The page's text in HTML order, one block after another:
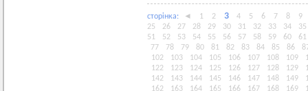
сторiнка: ◄ 1 2 3 4 5 6 7 8
9
25
26 27 28 29 30 31 32 33 34
35
51
52 53 54 55 56 57 58 59 60
61
77
78 79 80 81 82 83 84 85 86
102
103 104 105 106 107 108 109
122
123 124 125 126 127 128 129
142
143 144 145 146 147 148 149
162
163 164 165 166 167 168 169